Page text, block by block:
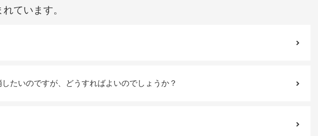
ています。
たいのですが、どうすればよいのでしょうか？